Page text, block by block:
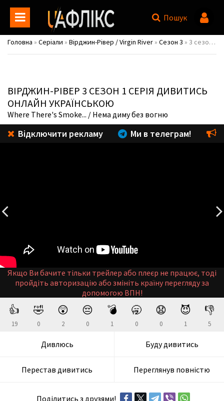
Пошук
Головна » Серіали » Вірджин-Рівер / Virgin River » Сезон 3 » 3 сезон 1 серія
ВІРДЖИН-РІВЕР 3 СЕЗОН 1 СЕРІЯ ДИВИТИСЬ
ОНЛАЙН УКРАЇНСЬКОЮ
Where There's Smoke... / Нема диму без вогню
Відключити рекламу Ми в телеграм!
Якщо Ви бачите тільки трейлер або плеєр не працює, тоді
пройдіть авторизацію або змініть країну перегляду за
допомогою ВПН!
👍
19
🤣
0
😲
2
😔
0
💣
1
🥱
0
😧
0
😈
1
👎
5
Дивлюсь Буду дивитись
Перестав дивитись Переглянув повністю
Поділитись з друзями!